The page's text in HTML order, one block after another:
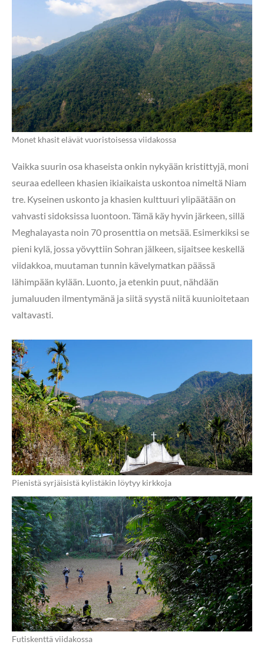
Monet khasit elävät vuoristoisessa viidakossa
Vaikka suurin osa khaseista onkin nykyään kristittyjä, moni
seuraa edelleen khasien ikiaikaista uskontoa nimeltä Niam
tre. Kyseinen uskonto ja khasien kulttuuri ylipäätään on
vahvasti sidoksissa luontoon. Tämä käy hyvin järkeen, sillä
Meghalayasta noin 70 prosenttia on metsää. Esimerkiksi se
pieni kylä, jossa yövyttiin Sohran jälkeen, sijaitsee keskellä
viidakkoa, muutaman tunnin kävelymatkan päässä
lähimpään kylään. Luonto, ja etenkin puut, nähdään
jumaluuden ilmentymänä ja siitä syystä niitä kuunioitetaan
valtavasti.
Pienistä syrjäisistä kylistäkin löytyy kirkkoja
Futiskenttä viidakossa